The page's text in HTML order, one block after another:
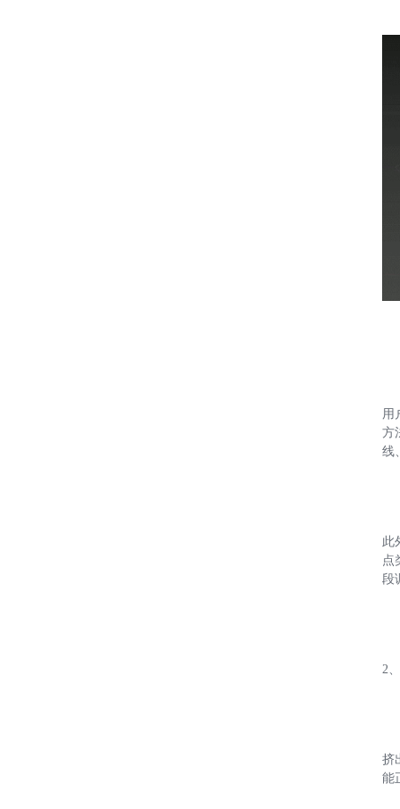
用
方
线
此
点
段
2
挤
能